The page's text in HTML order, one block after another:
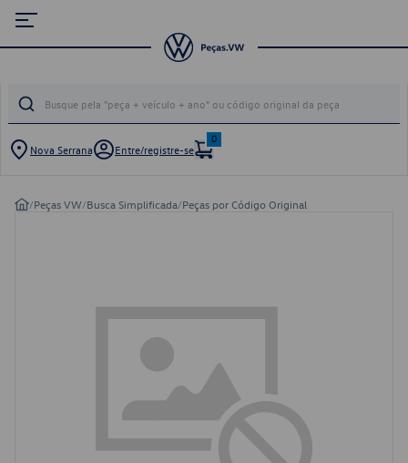
Nova Serrana Entre/registre-se
0
/Peças VW/Busca Simplificada/Peças por Código Original